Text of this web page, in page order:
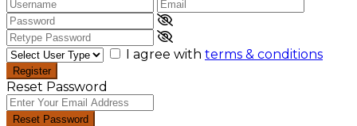
I agree with terms & conditions
Register
Reset Password
Reset Password